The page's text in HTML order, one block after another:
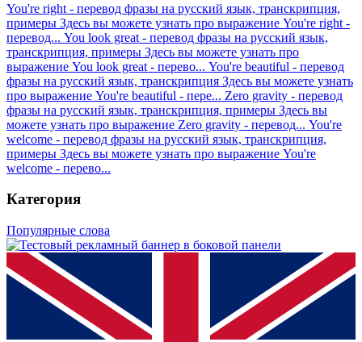
You're right - перевод фразы на русский язык, транскрипция,
примеры Здесь вы можете узнать про выражение You're right -
перевод... You look great - перевод фразы на русский язык,
транскрипция, примеры Здесь вы можете узнать про
выражение You look great - перево... You're beautiful - перевод
фразы на русский язык, транскрипция Здесь вы можете узнать
про выражение You're beautiful - пере... Zero gravity - перевод
фразы на русский язык, транскрипция, примеры Здесь вы
можете узнать про выражение Zero gravity - перевод... You're
welcome - перевод фразы на русский язык, транскрипция,
примеры Здесь вы можете узнать про выражение You're
welcome - перево...
Категория
Популярные слова